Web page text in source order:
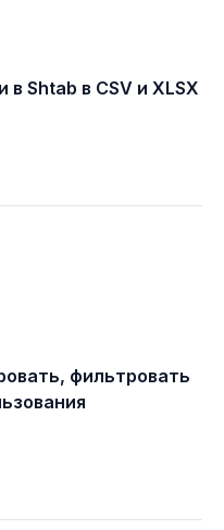
Shtab в CSV и XLSX
фильтровать